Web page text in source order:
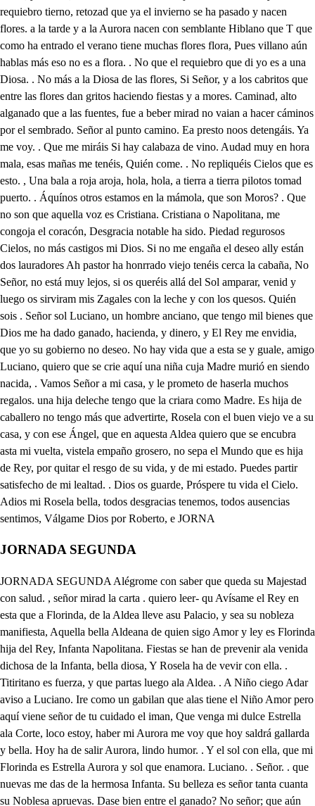
JORNADA SEGUNDA
JORNADA SEGUNDA Alégrome con saber que queda su Majestad con salud. , señor mirad la carta . quiero leer- qu Avísame el Rey en esta que a Florinda, de la Aldea lleve asu Palacio, y sea su nobleza manifiesta, Aquella bella Aldeana de quien sigo Amor y ley es Florinda hija del Rey, Infanta Napolitana. Fiestas se han de prevenir ala venida dichosa de la Infanta, bella diosa, Y Rosela ha de vevir con ella. . Titiritano es fuerza, y que partas luego ala Aldea. . A Niño ciego Adar aviso a Luciano. Ire como un gabilan que alas tiene el Niño Amor pero aquí viene señor de tu cuidado el iman, Que venga mi dulce Estrella ala Corte, loco estoy, haber mi Aurora me voy que hoy saldrá gallarda y bella. Hoy ha de salir Aurora, lindo humor. . Y el sol con ella, que mi Florinda es Estrella Aurora y sol que enamora. Luciano. . Señor. . que nuevas me das de la hermosa Infanta. Su belleza es señor tanta cuanta su Noblesa apruevas. Dase bien entre el ganado? No señor; que aún que no sabe quien es, se muestra muy grave desestimando el cayado, que sus manos de Cristal envidia dan ala Nieve y ella amirar no se atreve su hermosura sin igual. Pues el nácar de sus labios y su alabastrino cuello representan al Sol bello, y aún le causan mil agravios y con aquesta hermosura mezclada con la nobleza, aún que quiebro la cabeza siempre la Corte procura, Esta intención es la suia; Cielos por ella me muero. . Yo por Rosela y yo quiero que mi Hemeneo se concluia, Que gusta poco la Infanta de habitar en el Aldea y la y la Corte en fin desea? Eso mi señor me espanta, que con ser allá criada y cuasi también nacida, en su trato y en su vida siempre la Ciudad le agrada. Adonde Real sangre está, aún que muy oculta sea, no estima Monte, ni Aldea, que a su natural se va. Luciano, su Majestad manda que la Infanta bella claro Sol, luciente Estrella, traigamos a la Ciudad. Temprano será, Luciano, que aunque fiestas ha de haber todo en breve puede ser. Señor eso está en tu mano, y cuando fueres servido tu voluntad cumpliré, pronpro atu gusto estaré, Presto será prevenido, Clenardo a las fiestas dad orden, y Titiritano se partirá con Luciano, Venturoso me llamad todos cuantos escuderos despreciados por mendigos tenéis de Cupido abrigos Hárpagos como embusteros. Luciano, venid comigo, que tengo que hablar con vos de parte (.) Clenardo a Dios, Id con Dios, Luciano amigo Titiritano, tú has visto la hermosa Infanta? (.) Señor vila cuando era menor: Como el contento resisto, Alegrías salid a fuera, y no os queráis encubrir pues mi amor ha de subir a tan luminosa esfera: Pero socorredme Cielos que como es hija de Rey no está sujeta a la ley del Amor, que los desuelos del subir del tosco arado a estado tan superior, puede olvidarse el Amor con la altives del estado. Florindaes, el Sol señor, qué idólatras, y que adoras? adonde de sus Auroras concibiste tanto Amor? En traje de lauradora, en la ribera del Mar vi Titiritano estar este Sol que me enamora. Confieso que estoy rendido a su hermosa gentileza, a su divina belleza, y antes que Pebo atrevido con rayos bellos esmalte el piélago Neptunino, quiero seguir el camino del Aldea. . No le falte, que es mujer, correspondencia, después, señor, que se vea fuera de su humilde Aldea, ya con la Real preminencia. Pues qué haré, Titititano, que por ella peno y muero? El segurarla primero, porque en la Corte es en vano, que como se viere en silla, adonde arrima el gibado la córcoba, es excusado porqu porque entonces no se humilla y si tu Padre supiere que los dos tenéis amor ha de sser mucho peot, Vamos y hazlo que yo hiciere. Vive Dios que antes que llege Ala Corte, he de robarla, y otro no ha de enamorarla, que atanto mi Amor seatreve, Titititano de aquí a la Aldea nos partamos. También tengo Amores vamos que quiza esperan por my, no se cuando he de gozar de mi Rosela querida Ay Florinda de mi vida como me haces desterrar. Ya me contemplo abrazado de Rosela, y me contemplo de favorecido ejemplo, lo? estimado y regalado, Partamos Titiritano, Criados, voy prevenir. Contigo quiero parair aún que le falte a Luciano. d zoguano m Deja esos vanos deseos y ese pensamiento loco, no estimes el traje en poco por cortésanos empleos, y sivillana naciste que te agrada la Ciudad? deja tanta liviandad. En qué liviandad me viste? déjame madre seguir el estilo que me agrada, de la Corte. (. ja mí me enfada el ver que allá quieras ir, Algún día querrá el Cielo hija que a la Corte vamos. Ese intento consigamos sino te causa desuelo, y dime quien fue mi Padre que quiero a el imitra? y si soy hija del mar cómo te llaman mi Madre? En el Mar naciste amiga, y en él tu madre murio. Que no eres mi Madre. . No, si quieres verdad te diga. Quién son mis Padres me cuenta, y en hablar no tardes mucho, Hose un poco. . Ya te escucho cuenta todo! . Estame atenta, Tu Padre noble Florinda, es Rey de Nápoles bella p y sobrino del de Escocia, hijo de su hermana misma, Desterole el Rey su tío de sus estados, por ciertas causas, que sabrás de espacio, y en una Nave ligera pasa el Mar, y anuestro puerto con próspero viento llega casó con tu Madre Arnalda por valentía y nobleza, y por llevar la victoria en unas públicas fiestas. Tu Avuelo el Rey len dio el Reino en que Reinaba, y apenas un año le rige cuando de Escocia le vienen nuevas de la falta de su Rey, por cartas de la Princesa que despojada del Reino ausente y triste se queja, demandando su favor contra una tirana fuerza. Hace Hace tu padre animoso una Armada fuerte y buena, para conquistar a Escocia concruda y sangrienta gerra Tu madre viendo su esposo resuelto, y con tal presteza para partir, ya se ofrece, y con brío ánimo y fuerza intenta pasar a Escocia y ayudarle en tal empresa, Pónese en orden la gente, tremólanse las banderas, Parte el ejército belico, y el Mar entrando izan velas hiba tu infelice Madre ya con la barriga llena cerca de los nueve Meses, y entrando en la Mar soberbia le dan dolores (Ay Cielos) dos largas horas la aprietan, cuando te parió, Florinda, quedando ya cuasi muerta. En blanca Holanda te envuelvo mantillas de fina seda y las Naves hacen salva viendo nacida su Reina. y en tanto rumor de gusto, con un supiro se queda tu bella Madre sin Alma y el cuerpo difunto en tierra, ínchese la Nao deluto, sentimiento el Aire muestra, el claro Sol se escurece. y el Mar sus ondas sosiega, Oh frecimosla a las aguas en una caja bien hecha, y hacia tierra navegando o llegamos en breve haberla. Y acercándose las Naves salimos en esta arena o19 tu Padre y yo, tú en mis brazos, llenos de angullias y penas. Aquí me dejo ha doce años en aquesta umilde Aldea, adonde cual madre propia te he criado Infanta bella, en hábito de villana como tu Padre me ordena. Ya es tiempo hermosa Florinda que dejes la umilde jerga, y en casa del Rey tu Padre vistas Púrpuras y Telas. Válgame el Divino Cielo en fin que no eres mi Madre? y el Rey Roberto es mi Padre? que ventura y desconsuelo. Cuando nuevas de tal bien Dicen que de un Rey sol hija, llega para que me aflija el desconsuelo también. Mi madre en el Mar murió, el Cielo lo quiso ansí, mal afortunada fui pero si Dios lo ordenó, y ha sido su voluntad, gracias por todo! doy, Senhora tu esclava soy, y te he dicho la verdad, avisa el gobernador Henrique, aquien ha dejado tu Padre el Reino encargado, Confiado en su valor; que luego, pues han venido cartas de aviso en que ya sujetó a Escocia, y que esta o su viaje prevenido; que a su Palacio telleve si así se lo ordena el Rey tu Padre, . Su gusto es ley, y obedecer me conviene B2 mas mas qué gente es esta, di, que aquí viene tan armada? Conocida y deseada, pues mi amante viene allí Con esos instrumentos de fuego, pasaréis el traidor pecho que estorbe mis intentos; sirna la arena de funesto lecho aquí en resista, y luego Nápoles muera, que arde Troya en fuego, Señor yo fui leal, no me mandes hacer tan grave cosa Suspecho grande mal, Rosela, pues mi pecho no reposa, Señor aquí te aguardo. Los cazadores son y tu Clenardo. Mi Clenardo, Rosela? en cuanto fui villana, le he adorado, Pero dejerga a tela al mucho que advertir, no le he olvidado Vamos, Titiritano, que un engaño he pensado soberano. Mi gallarda Florinda. tu mano blanca espero. Ten, Clenardo. Que un Áspid no se rinda! besar tus manos, mi señora, aguardo, si tanto he merecido. Ya es otro tiempo, pero no te olvido, A rigurosos Cielos, A tirana cruell a quién adoras? que han trocado los Cielos tus firmes pensamientos en dos horas? pero en fin las mujeres mudan cada momento pareceres. La industria aquí me valga, pues no puedo ablandar un Áspid duro, gente traigo que salga en la ocasión por mi asta estar seguro, animo ánimo pecho mío que me ayuda el Dios Ciego, en él me fío. Aplutón imitando, hurtaré a Proserpina por engaños, y el Mar furioso entrando a Reinos pasare los más extraños, seré de Europa el Toro Robando (al Cielos) ladeidad que adoro. Clenardo esas pistolas vienen para matarme oqué es aquesto? En tu defensa selas, yo y mi gente venimos a este puesto, yala nobleza espera cerca del mar, en su feliz ribera. Como ya de tu padre, venieron cartas que ala corte vayas, viene mi Padre y Madre Caballeros, Criados, damas y Hayas, yo he llegado delante para ser de tu Cielo heroico Atlante. Que en la orilla del Mar toda la gente espera? (.) Sí señora. Rosela ve abuscar vestidos ala Aldea (. J Ya no es hora de esperar por vestidos, que de brocado vienen guarnecidos, las damas de la Corte los traen en el coche (.) pues partamos, El razonar sea Corte. Por esta estrecha senda Infanta vamos que ataja a aquellos prados. Ven Rosela con migo, Andad Criados. Al pie de aquestos Alamos sombríos, entre el Cristal sonoro de estas fuentes que su tributo pagan alos ríos con el claro raudal de sus corrientes? B3 preve, C4- Prevenid los Caballos, cuios bríos desacen el acero entre los dientes, y los Coches esperen en la orilla del Mar, que a aquestos Árboles se umilla, el Aldea esta cerca, y los villanos para balles hacer andan apares, con varios istrumentos en las manos Orfeos del ca